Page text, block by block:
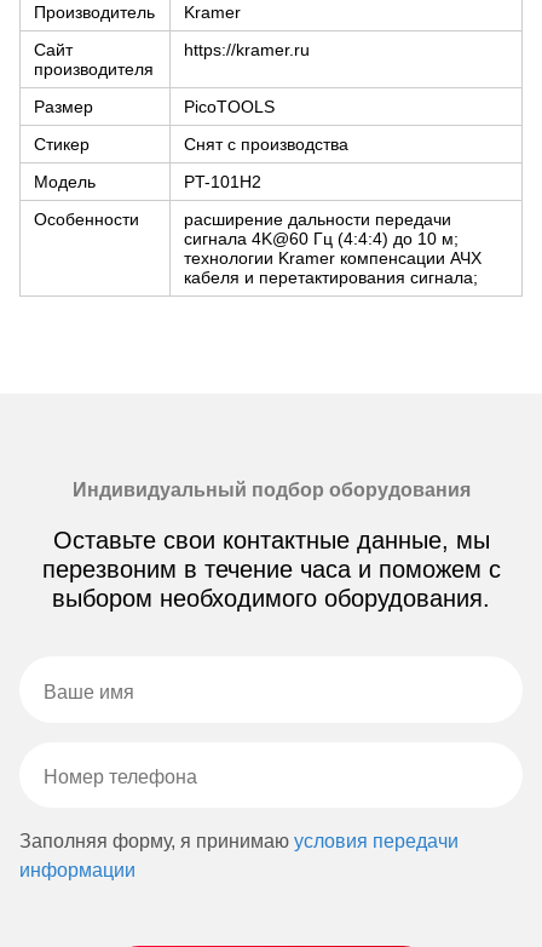
Производитель
Kramer
Сайт
производителя
https://kramer.ru
Размер
PicoTOOLS
Стикер
Снят с производства
Модель
PT-101H2
Особенности
расширение дальности передачи
сигнала 4K@60 Гц (4:4:4) до 10 м;
технологии Kramer компенсации АЧХ
кабеля и перетактирования сигнала;
Индивидуальный подбор оборудования
Оставьте свои контактные данные, мы
перезвоним в течение часа и поможем с
выбором необходимого оборудования.
Заполняя форму, я принимаю условия передачи
информации